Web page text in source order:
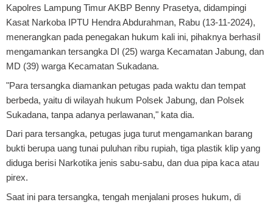
Kapolres Lampung Timur AKBP Benny Prasetya, didampingi
Kasat Narkoba IPTU Hendra Abdurahman, Rabu (13-11-2024),
menerangkan pada penegakan hukum kali ini, pihaknya berhasil
mengamankan tersangka DI (25) warga Kecamatan Jabung, dan
MD (39) warga Kecamatan Sukadana.
"Para tersangka diamankan petugas pada waktu dan tempat
berbeda, yaitu di wilayah hukum Polsek Jabung, dan Polsek
Sukadana, tanpa adanya perlawanan," kata dia.
Dari para tersangka, petugas juga turut mengamankan barang
bukti berupa uang tunai puluhan ribu rupiah, tiga plastik klip yang
diduga berisi Narkotika jenis sabu-sabu, dan dua pipa kaca atau
pirex.
Saat ini para tersangka, tengah menjalani proses hukum, di